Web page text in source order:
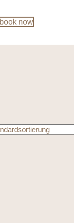
book now